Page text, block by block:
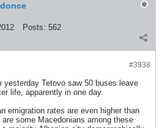
Posts: 562
#3938
Tetovo saw 50 buses leave
life, apparently in one day.
emigration rates are even higher than
some Macedonians among these